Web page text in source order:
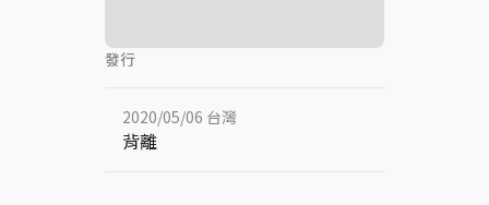
發行
2020/05/06 台灣
背離